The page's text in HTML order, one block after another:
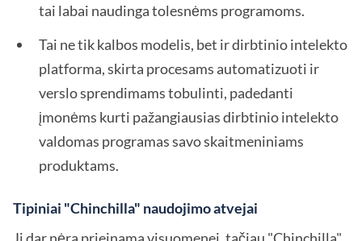
tai labai naudinga tolesnėms programoms.
Tai ne tik kalbos modelis, bet ir dirbtinio intelekto
platforma, skirta procesams automatizuoti ir
verslo sprendimams tobulinti, padedanti
įmonėms kurti pažangiausias dirbtinio intelekto
valdomas programas savo skaitmeniniams
produktams.
Tipiniai "Chinchilla" naudojimo atvejai
Ji dar nėra prieinama visuomenei, tačiau "Chinchilla"